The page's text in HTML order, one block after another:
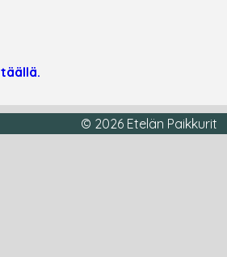
täällä.
© 2026 Etelän Paikkurit